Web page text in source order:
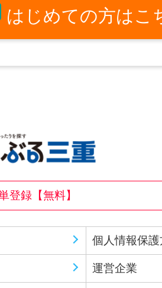
はじめての方はこ
登録【無料】
個人情報保
運営企業